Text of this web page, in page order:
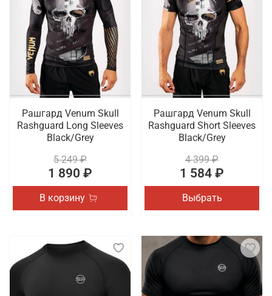
Рашгард Venum Skull
Rashguard Long Sleeves
Black/Grey
5 249 ₽
1 890 ₽
В корзину
Рашгард Venum Skull
Rashguard Short Sleeves
Black/Grey
4 399 ₽
1 584 ₽
Выбрать